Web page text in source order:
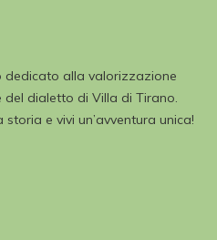
dedicato alla valorizzazione
dialetto di Villa di Tirano.
e vivi un’avventura unica!